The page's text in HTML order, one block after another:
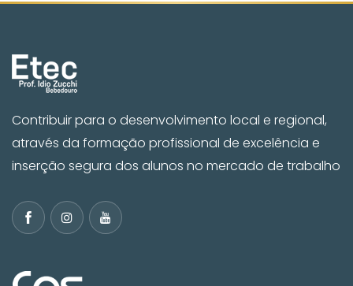
Contribuir para o desenvolvimento local e regional,
através da formação profissional de excelência e
inserção segura dos alunos no mercado de trabalho